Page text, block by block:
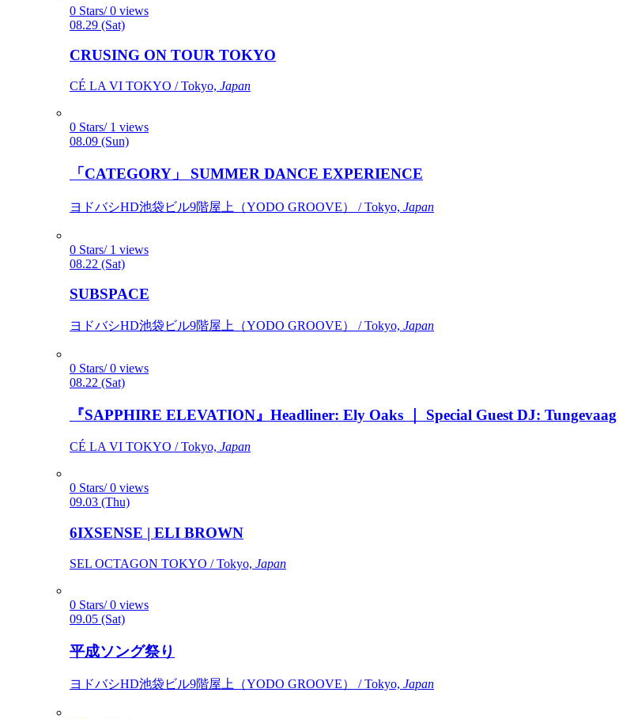
0 Stars/ 0 views
08.29 (Sat)
CRUSING ON TOUR TOKYO
CÉ LA VI TOKYO / Tokyo, Japan
0 Stars/ 1 views
08.09 (Sun)
「CATEGORY」 SUMMER DANCE EXPERIENCE
ヨドバシHD池袋ビル9階屋上（YODO GROOVE） / Tokyo, Japan
0 Stars/ 1 views
08.22 (Sat)
SUBSPACE
ヨドバシHD池袋ビル9階屋上（YODO GROOVE） / Tokyo, Japan
0 Stars/ 0 views
08.22 (Sat)
『SAPPHIRE ELEVATION』Headliner: Ely Oaks ｜ Special Guest DJ: Tungevaag
CÉ LA VI TOKYO / Tokyo, Japan
0 Stars/ 0 views
09.03 (Thu)
6IXSENSE | ELI BROWN
SEL OCTAGON TOKYO / Tokyo, Japan
0 Stars/ 0 views
09.05 (Sat)
平成ソング祭り
ヨドバシHD池袋ビル9階屋上（YODO GROOVE） / Tokyo, Japan